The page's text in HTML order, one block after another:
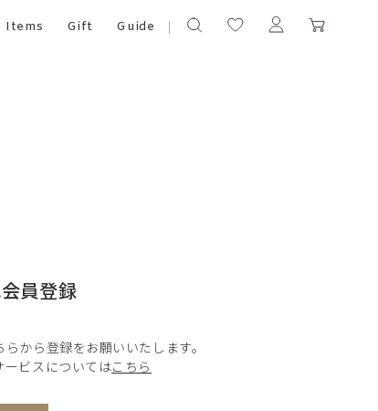
Items Gift Guide
員登録
から登録をお願いいたします。
ービスについてはこちら